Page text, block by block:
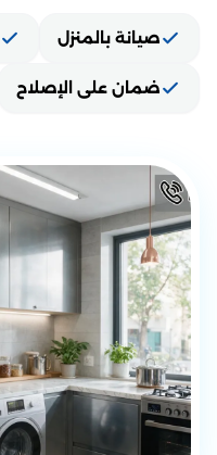
صيانة بالمنزل
ضمان على الإصلاح